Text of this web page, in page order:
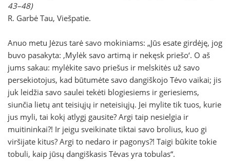
43–48)
R. Garbė Tau, Viešpatie.
Anuo metu Jėzus tarė savo mokiniams: „Jūs esate girdėję, jog
buvo pasakyta: ‚Mylėk savo artimą ir nekęsk priešo‘. O aš
jums sakau: mylėkite savo priešus ir melskitės už savo
persekiotojus, kad būtumėte savo dangiškojo Tėvo vaikai; jis
juk leidžia savo saulei tekėti blogiesiems ir geriesiems,
siunčia lietų ant teisiųjų ir neteisiųjų. Jei mylite tik tuos, kurie
jus myli, tai kokį atlygį gausite? Argi taip nesielgia ir
muitininkai?! Ir jeigu sveikinate tiktai savo brolius, kuo gi
viršijate kitus? Argi to nedaro ir pagonys?! Taigi būkite tokie
tobuli, kaip jūsų dangiškasis Tėvas yra tobulas“.